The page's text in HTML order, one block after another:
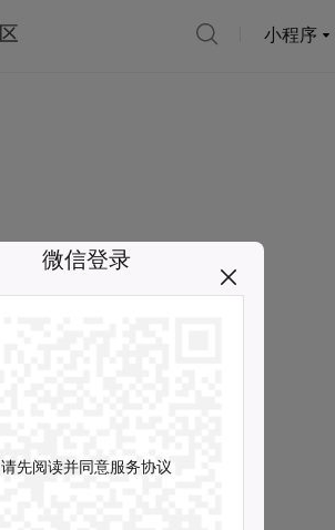
小程序
微信登录
请先阅读并同意服务协议